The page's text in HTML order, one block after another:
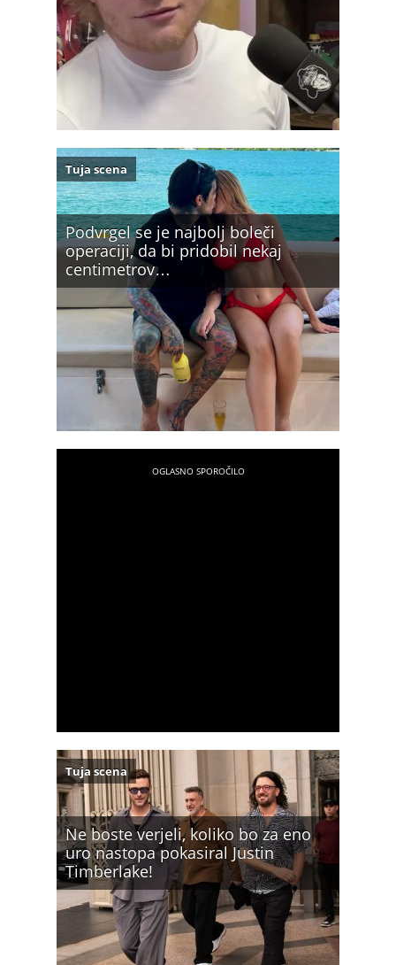
Podvrgel se je najbolj boleči
operaciji, da bi pridobil nekaj
centimetrov…
Tuja scena
Ne boste verjeli, koliko bo za eno
uro nastopa pokasiral Justin
Timberlake!
Tuja scena